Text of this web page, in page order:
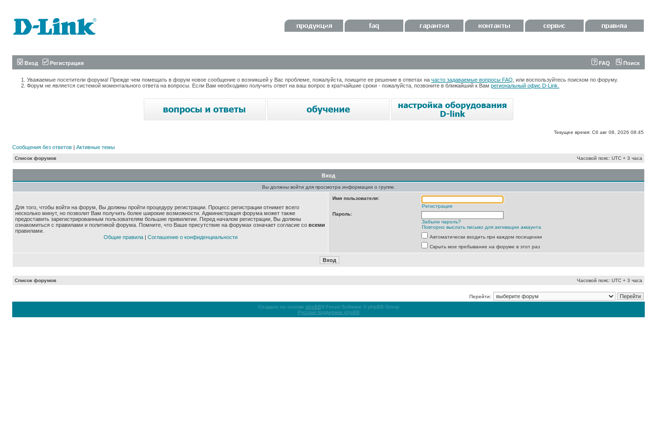
Вход Регистрация FAQ Поиск
Уважаемые посетители форума! Прежде чем помещать в форум новое сообщение о возникшей у Вас проблеме, пожалуйста, поищите ее решение в ответах на часто задаваемые вопросы FAQ , или воспользуйтесь поиском по форуму.
Форум не является системой моментального ответа на вопросы. Если Вам необходимо получить ответ на ваш вопрос в кратчайшие сроки - пожалуйста, позвоните в ближайший к Вам региональный офис D-Link.
Текущее время: Сб авг 08, 2026 08:45
Сообщения без ответов | Активные темы
Список форумов Часовой пояс: UTC + 3 часа
Вход
Вы должны войти для просмотра информации о группе.
Для того, чтобы войти на форум, Вы должны пройти процедуру регистрации. Процесс регистрации отнимет всего
несколько минут, но позволит Вам получить более широкие возможности. Администрация форума может также
предоставить зарегистрированным пользователям большие привилегии. Перед началом регистрации, Вы должны
ознакомиться с правилами и политикой форума. Помните, что Ваше присутствие на форумах означает согласие со всеми
правилами.
Общие правила| Соглашение о конфиденциальности
Имя пользователя:
Регистрация
Пароль:
Забыли пароль?
Повторно выслать письмо для активации аккаунта
Автоматически входить при каждом посещении
Скрыть мое пребывание на форуме в этот раз
Список форумов Часовой пояс: UTC + 3 часа
Перейти:
Создано на основе phpBB® Forum Software © phpBB Group
Русская поддержка phpBB